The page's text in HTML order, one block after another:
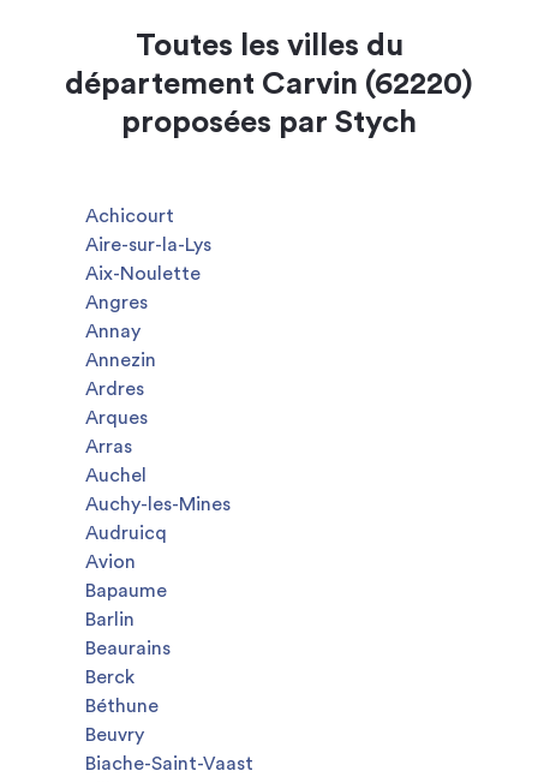
Toutes les villes du
département Carvin (62220)
proposées par Stych
Achicourt
Aire-sur-la-Lys
Aix-Noulette
Angres
Annay
Annezin
Ardres
Arques
Arras
Auchel
Auchy-les-Mines
Audruicq
Avion
Bapaume
Barlin
Beaurains
Berck
Béthune
Beuvry
Biache-Saint-Vaast